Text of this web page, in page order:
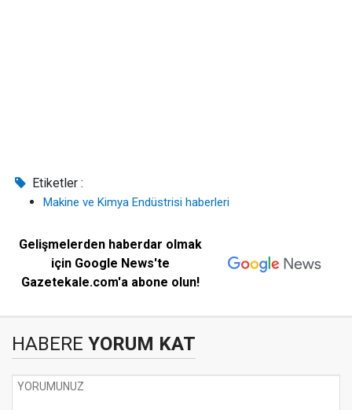
Etiketler :
Makine ve Kimya Endüstrisi haberleri
Gelişmelerden haberdar olmak
için Google News'te
Gazetekale.com'a abone olun!
HABERE YORUM KAT